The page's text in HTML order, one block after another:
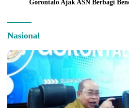
Gorontalo Ajak ASN Berbagi
Nasional